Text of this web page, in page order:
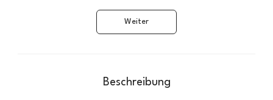
-
3
Weiter
Beschreibung